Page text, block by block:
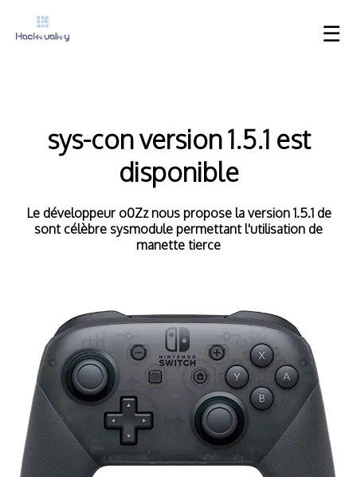
☰
sys-con version 1.5.1 est
disponible
Le développeur o0Zz nous propose la version 1.5.1 de
sont célèbre sysmodule permettant l'utilisation de
manette tierce